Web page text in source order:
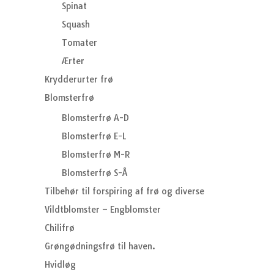
Spinat
Squash
Tomater
Ærter
Krydderurter frø
Blomsterfrø
Blomsterfrø A-D
Blomsterfrø E-L
Blomsterfrø M-R
Blomsterfrø S-Å
Tilbehør til forspiring af frø og diverse
Vildtblomster – Engblomster
Chilifrø
Grøngødningsfrø til haven.
Hvidløg